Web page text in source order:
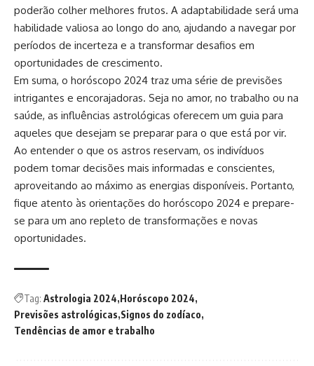
poderão colher melhores frutos. A adaptabilidade será uma
habilidade valiosa ao longo do ano, ajudando a navegar por
períodos de incerteza e a transformar desafios em
oportunidades de crescimento.
Em suma, o horóscopo 2024 traz uma série de previsões
intrigantes e encorajadoras. Seja no amor, no trabalho ou na
saúde, as influências astrológicas oferecem um guia para
aqueles que desejam se preparar para o que está por vir.
Ao entender o que os astros reservam, os indivíduos
podem tomar decisões mais informadas e conscientes,
aproveitando ao máximo as energias disponíveis. Portanto,
fique atento às orientações do horóscopo 2024 e prepare-
se para um ano repleto de transformações e novas
oportunidades.
Tag: Astrologia 2024 Horóscopo 2024
Previsões astrológicas Signos do zodíaco
Tendências de amor e trabalho